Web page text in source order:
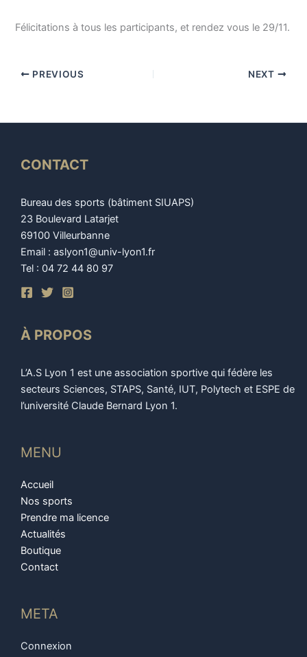
Félicitations à tous les participants, et rendez vous le 29/11.
PREVIOUS NEXT
CONTACT
Bureau des sports (bâtiment SIUAPS)
23 Boulevard Latarjet
69100 Villeurbanne
Email : aslyon1@univ-lyon1.fr
Tel : 04 72 44 80 97
À PROPOS
L’A.S Lyon 1 est une association sportive qui fédère les
secteurs Sciences, STAPS, Santé, IUT, Polytech et ESPE de
l’université Claude Bernard Lyon 1.
MENU
Accueil
Nos sports
Prendre ma licence
Actualités
Boutique
Contact
META
Connexion